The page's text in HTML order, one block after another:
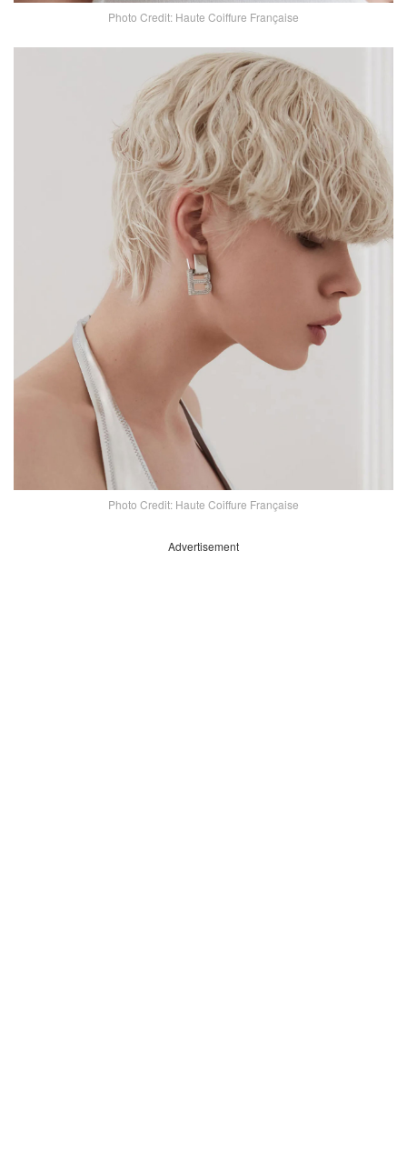
Photo Credit: Haute Coiffure Française
Photo Credit: Haute Coiffure Française
Advertisement